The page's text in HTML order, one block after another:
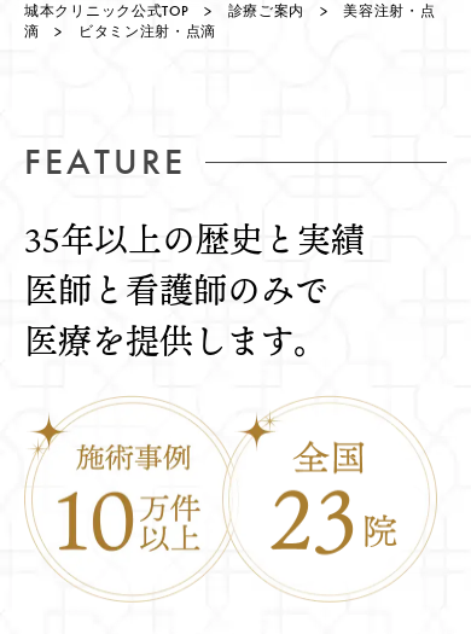
城本クリニック公式TOP > 診療ご案内 >美容注射・点
滴 > ビタミン注射・点滴
FEATURE
35年以上の歴史と実績
医師と看護師のみで
医療を提供します。